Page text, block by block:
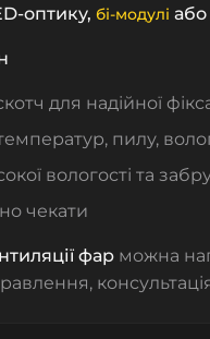
оптику, бі-модулі або
для надійної
пилу,
вологості та
чекати
фар можна